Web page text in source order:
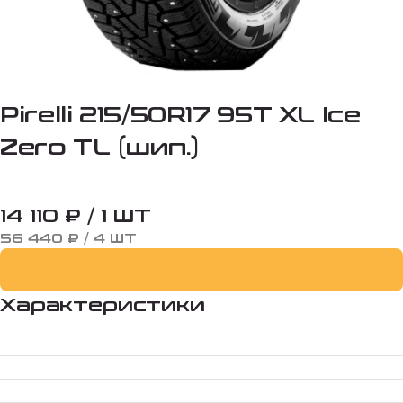
Pirelli 215/50R17 95T XL Ice
Zero TL (шип.)
14 110 ₽ / 1 ШТ
56 440 ₽ / 4 ШТ
Характеристики